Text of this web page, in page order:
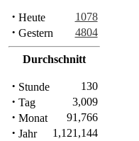
· Heute 1078
· Gestern 4804
Durchschnitt
· Stunde 130
· Tag 3,009
· Monat 91,766
· Jahr 1,121,144